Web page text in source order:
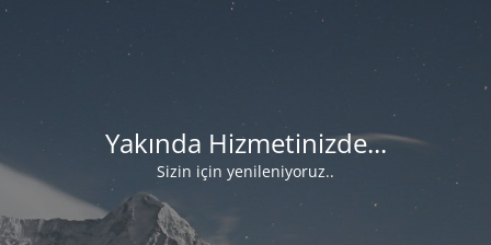
Yakında Hizmetinizde...
Sizin için yenileniyoruz..